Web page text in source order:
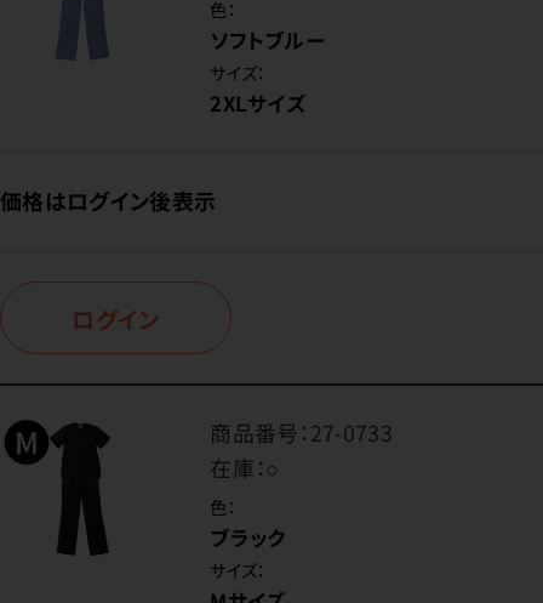
色：
ソフトブルー
サイズ：
2XLサイズ
価格はログイン後表示
ログイン
商品番号：27-0733
在庫：○
色：
ブラック
サイズ：